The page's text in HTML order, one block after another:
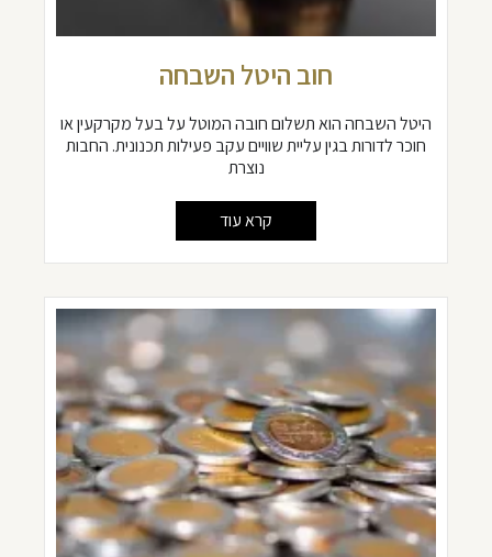
חוב היטל השבחה
היטל השבחה הוא תשלום חובה המוטל על בעל מקרקעין או
חוכר לדורות בגין עליית שוויים עקב פעילות תכנונית. החבות
נוצרת
קרא עוד